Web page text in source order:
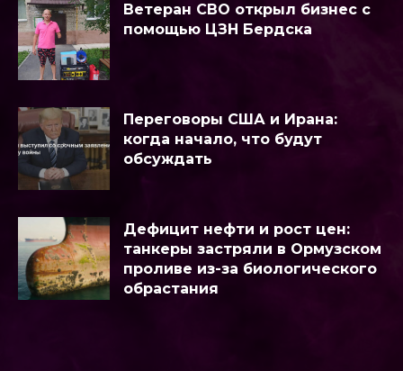
Ветеран СВО открыл бизнес с
помощью ЦЗН Бердска
Переговоры США и Ирана:
когда начало, что будут
обсуждать
Дефицит нефти и рост цен:
танкеры застряли в Ормузском
проливе из-за биологического
обрастания